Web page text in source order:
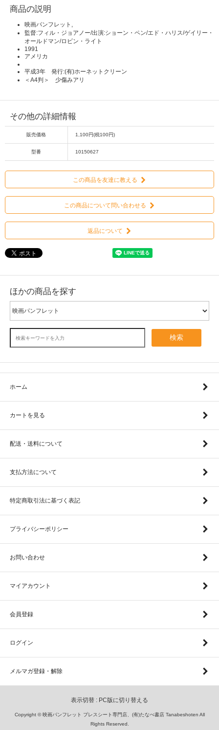
商品の説明
映画パンフレット,
監督:フィル・ジョアノー/出演:ショーン・ペン/エド・ハリス/ゲイリー・
オールドマン/ロビン・ライト
1991
アメリカ
平成3年 発行:(有)ホーネットクリーン
＜A4判＞ 少傷みアリ
その他の詳細情報
販売価格 1,100円(税100円)
型番 10150627
この商品を友達に教える
この商品について問い合わせる
返品について
ほかの商品を探す
検索
ホーム
カートを見る
配送・送料について
支払方法について
特定商取引法に基づく表記
プライバシーポリシー
お問い合わせ
マイアカウント
会員登録
ログイン
メルマガ登録・解除
表示切替 : PC版に切り替える
Copyright © 映画パンフレット プレスシート専門店、(有)たなべ書店 Tanabeshoten All
Rights Reserved.